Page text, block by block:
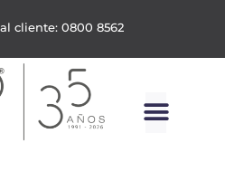
cliente: 0800 8562